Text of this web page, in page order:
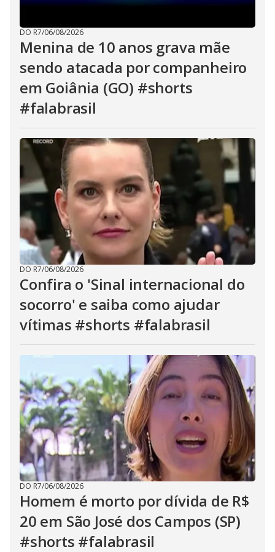
DO R7/06/08/2026
Menina de 10 anos grava mãe
sendo atacada por companheiro
em Goiânia (GO) #shorts
#falabrasil
DO R7/06/08/2026
Confira o 'Sinal internacional do
socorro' e saiba como ajudar
vítimas #shorts #falabrasil
DO R7/06/08/2026
Homem é morto por dívida de R$
20 em São José dos Campos (SP)
#shorts #falabrasil